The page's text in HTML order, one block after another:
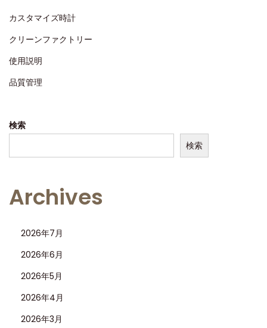
プ
リ
カ
点
カスタマイズ時計
クリーンファクトリー
使用説明
品質管理
検索
検索
Archives
2026年7月
2026年6月
2026年5月
2026年4月
2026年3月